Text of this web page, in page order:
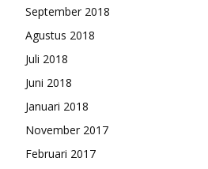
September 2018
Agustus 2018
Juli 2018
Juni 2018
Januari 2018
November 2017
Februari 2017